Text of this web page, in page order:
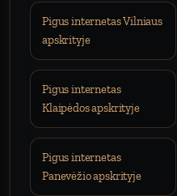
Pigus internetas Vilniaus
apskrityje
Pigus internetas
Klaipėdos apskrityje
Pigus internetas
Panevėžio apskrityje